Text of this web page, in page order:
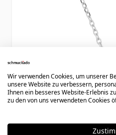
Wir verwenden Cookies, um unserer
unsere Website zu verbessern,
Ihnen ein besseres Website-Erlebnis
zu den von uns verwendeten Cookies